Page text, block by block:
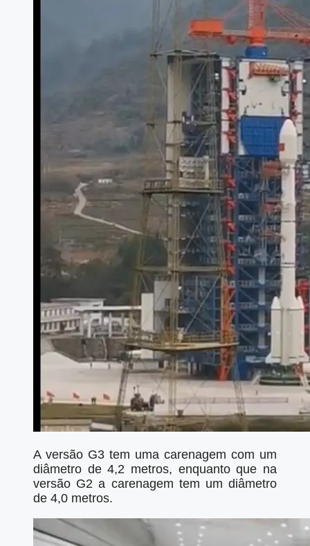
A versão G3 tem uma carenagem com um
diâmetro de 4,2 metros, enquanto que na
versão G2 a carenagem tem um diâmetro
de 4,0 metros.